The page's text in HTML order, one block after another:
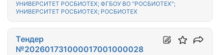
УНИВЕРСИТЕТ РОСБИОТЕХ; ФГБОУ ВО "РОСБИОТЕХ";
УНИВЕРСИТЕТ РОСБИОТЕХ; РОСБИОТЕХ
Тендер
№202601731000017001000028